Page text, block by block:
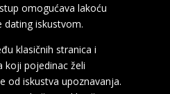
omogućava lakoću
dating iskustvom.
klasičnih stranica i
koji pojedinac želi
od iskustva upoznavanja.